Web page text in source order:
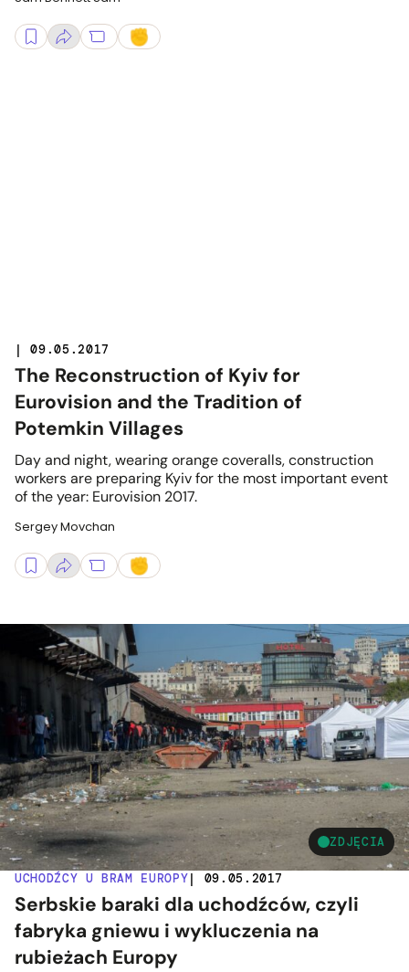
| 09.05.2017
The Reconstruction of Kyiv for
Eurovision and the Tradition of
Potemkin Villages
Day and night, wearing orange coveralls, construction
workers are preparing Kyiv for the most important event
of the year: Eurovision 2017.
Sergey Movchan
ZDJĘCIA
UCHODŹCY U BRAM EUROPY| 09.05.2017
Serbskie baraki dla uchodźców, czyli
fabryka gniewu i wykluczenia na
rubieżach Europy